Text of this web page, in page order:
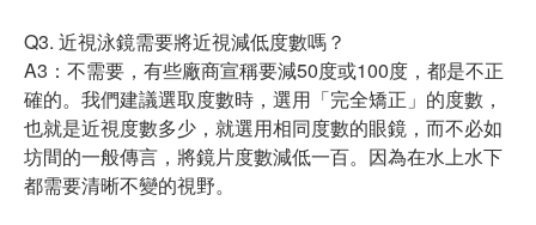
Q3. 近視泳鏡需要將近視減低度數嗎？
A3：不需要，有些廠商宣稱要減50度或100度，都是不正
確的。我們建議選取度數時，選用「完全矯正」的度數，
也就是近視度數多少，就選用相同度數的眼鏡，而不必如
坊間的一般傳言，將鏡片度數減低一百。因為在水上水下
都需要清晰不變的視野。